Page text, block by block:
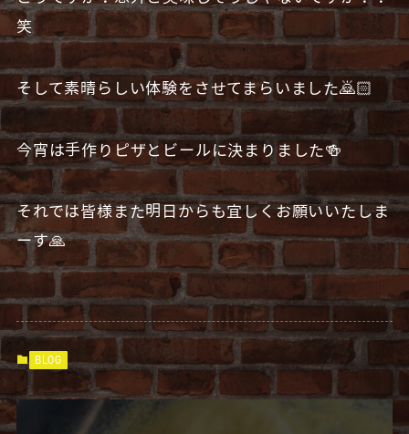
笑
そして素晴らしい体験をさせてまらいました🙇🏻
今宵は手作りピザとビールに決まりました🍻
それでは皆様また明日からも宜しくお願いいたしま
ーす🙏
BLOG